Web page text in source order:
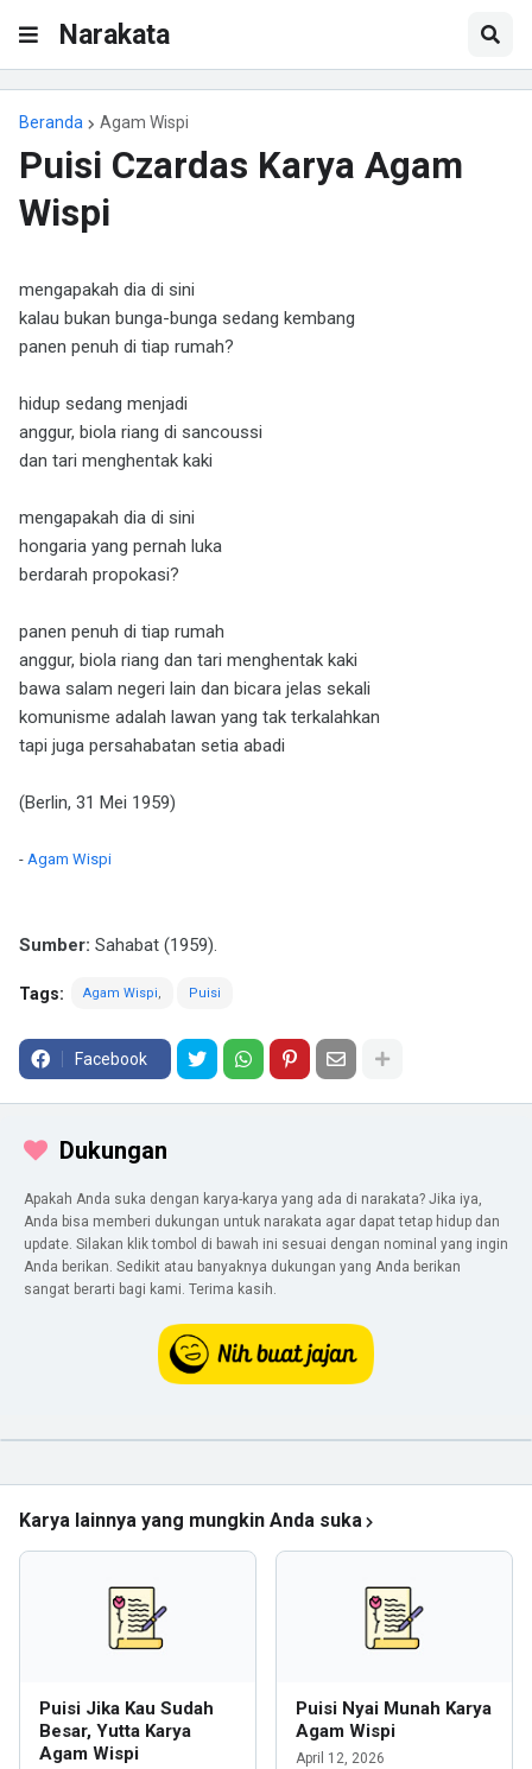
Narakata
Beranda Agam Wispi
Puisi Czardas Karya Agam
Wispi
mengapakah dia di sini
kalau bukan bunga-bunga sedang kembang
panen penuh di tiap rumah?
hidup sedang menjadi
anggur, biola riang di sancoussi
dan tari menghentak kaki
mengapakah dia di sini
hongaria yang pernah luka
berdarah propokasi?
panen penuh di tiap rumah
anggur, biola riang dan tari menghentak kaki
bawa salam negeri lain dan bicara jelas sekali
komunisme adalah lawan yang tak terkalahkan
tapi juga persahabatan setia abadi
(Berlin, 31 Mei 1959)
- Agam Wispi
Sumber: Sahabat (1959).
Tags: Agam Wispi Puisi
Facebook
Dukungan
Apakah Anda suka dengan karya-karya yang ada di narakata? Jika iya,
Anda bisa memberi dukungan untuk narakata agar dapat tetap hidup dan
update. Silakan klik tombol di bawah ini sesuai dengan nominal yang ingin
Anda berikan. Sedikit atau banyaknya dukungan yang Anda berikan
sangat berarti bagi kami. Terima kasih.
Karya lainnya yang mungkin Anda suka
Puisi Jika Kau Sudah
Besar, Yutta Karya
Agam Wispi
Puisi Nyai Munah Karya
Agam Wispi
April 12, 2026